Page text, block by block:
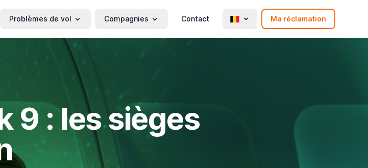
Problèmes de vol Compagnies Contact Ma réclamation
9 : les sièges